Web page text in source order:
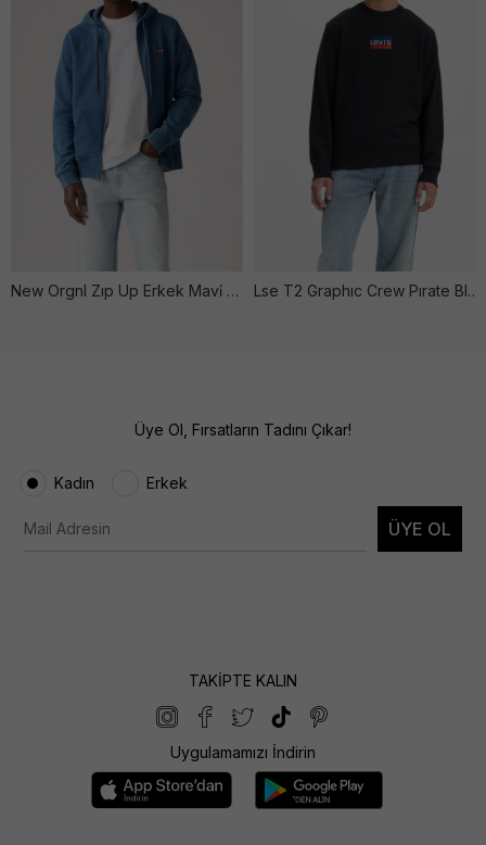
New Orgnl Zıp Up Erkek Mavi̇ Sweatshırt Lse T2 Graphıc Crew Pırate Black
Üye Ol, Fırsatların Tadını Çıkar!
Kadın Erkek
ÜYE OL
TAKİPTE KALIN
Uygulamamızı İndirin